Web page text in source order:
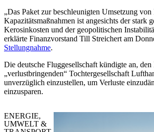
„Das Paket zur beschleunigten Umsetzung
Kapazitätsmaßnahmen ist angesichts der stark
Kerosinkosten und der geopolitischen
erklärte Finanzvorstand Till Streichert am
Stellungnahme.
Die deutsche Fluggesellschaft kündigte an,
„verlustbringenden“ Tochtergesellschaft
unverzüglich einzustellen, um Verluste
einzusparen.
ENERGIE,
UMWELT &